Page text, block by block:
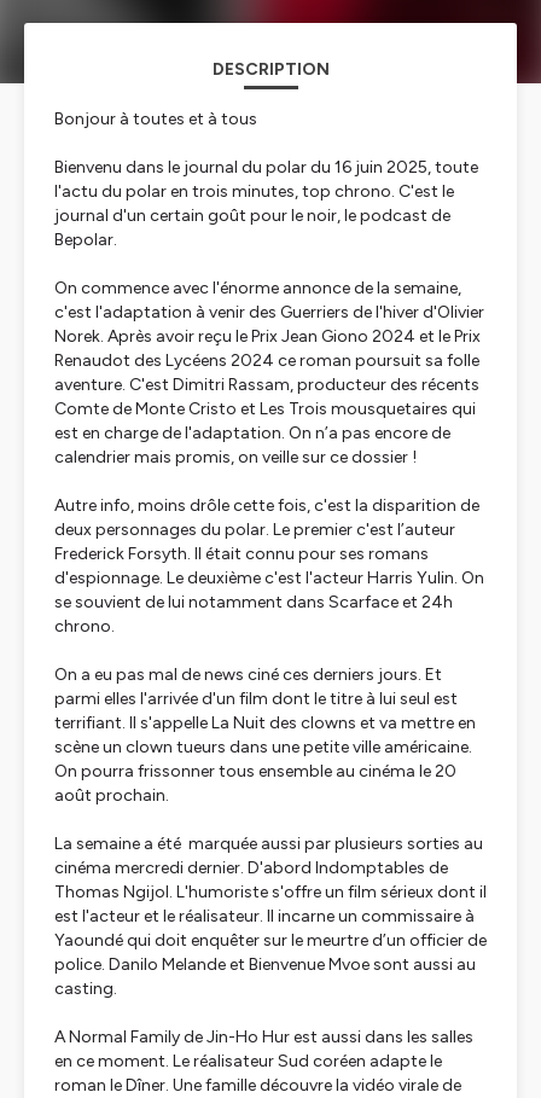
DESCRIPTION
Bonjour à toutes et à tous
Bienvenu dans le journal du polar du 16 juin 2025, toute
l'actu du polar en trois minutes, top chrono. C'est le
journal d'un certain goût pour le noir, le podcast de
Bepolar.
On commence avec l'énorme annonce de la semaine,
c'est l'adaptation à venir des Guerriers de l'hiver d'Olivier
Norek. Après avoir reçu le Prix Jean Giono 2024 et le Prix
Renaudot des Lycéens 2024 ce roman poursuit sa folle
aventure. C'est Dimitri Rassam, producteur des récents
Comte de Monte Cristo et Les Trois mousquetaires qui
est en charge de l'adaptation. On n’a pas encore de
calendrier mais promis, on veille sur ce dossier !
Autre info, moins drôle cette fois, c'est la disparition de
deux personnages du polar. Le premier c'est l’auteur
Frederick Forsyth. Il était connu pour ses romans
d'espionnage. Le deuxième c'est l'acteur Harris Yulin. On
se souvient de lui notamment dans Scarface et 24h
chrono.
On a eu pas mal de news ciné ces derniers jours. Et
parmi elles l'arrivée d'un film dont le titre à lui seul est
terrifiant. Il s'appelle La Nuit des clowns et va mettre en
scène un clown tueurs dans une petite ville américaine.
On pourra frissonner tous ensemble au cinéma le 20
août prochain.
La semaine a été marquée aussi par plusieurs sorties au
cinéma mercredi dernier. D'abord Indomptables de
Thomas Ngijol. L'humoriste s'offre un film sérieux dont il
est l'acteur et le réalisateur. Il incarne un commissaire à
Yaoundé qui doit enquêter sur le meurtre d’un officier de
police. Danilo Melande et Bienvenue Mvoe sont aussi au
casting.
A Normal Family de Jin-Ho Hur est aussi dans les salles
en ce moment. Le réalisateur Sud coréen adapte le
roman le Dîner. Une famille découvre la vidéo virale de